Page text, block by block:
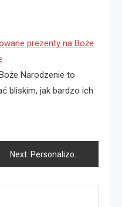
prezenty na Boże
Narodzenie to
bliskim, jak bardzo ich
Next: Personalizowane prezenty świąteczne